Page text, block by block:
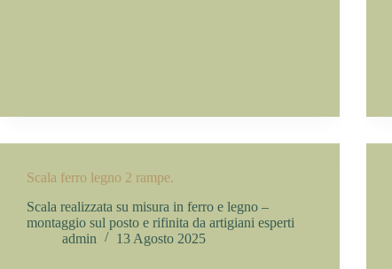
Scala ferro legno 2 rampe.
Scala realizzata su misura in ferro e legno –
montaggio sul posto e rifinita da artigiani esperti
admin
13 Agosto 2025